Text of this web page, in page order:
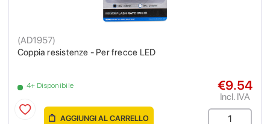
Coppia resistenze - Per frecce LED
(AD1957)
4+ Disponibile €9.54
Incl. IVA
AGGIUNGI AL CARRELLO